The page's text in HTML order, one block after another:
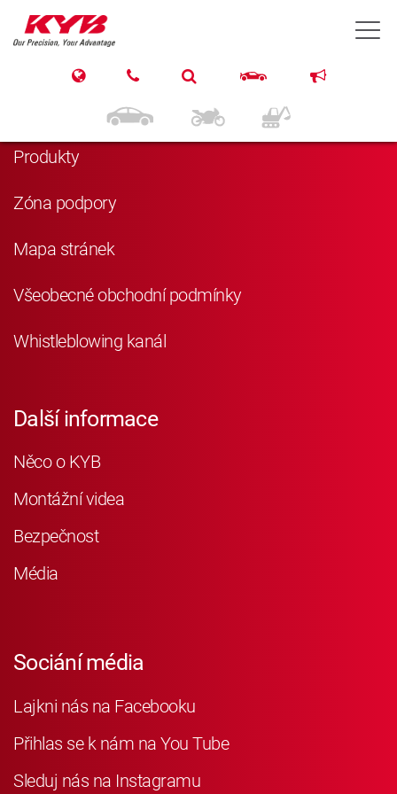
Navigace
Produkty
Zóna podpory
Mapa stránek
Všeobecné obchodní podmínky
Whistleblowing kanál
Další informace
Něco o KYB
Montážní videa
Bezpečnost
Média
Sociání média
Lajkni nás na Facebooku
Přihlas se k nám na You Tube
Sleduj nás na Instagramu